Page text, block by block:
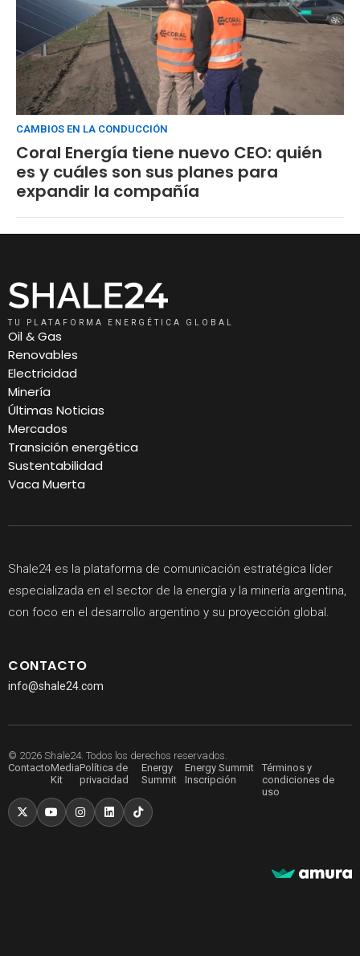
CAMBIOS EN LA CONDUCCIÓN
Coral Energía tiene nuevo CEO: quién
es y cuáles son sus planes para
expandir la compañía
TU PLATAFORMA ENERGÉTICA GLOBAL
Oil & Gas
Renovables
Electricidad
Minería
Últimas Noticias
Mercados
Transición energética
Sustentabilidad
Vaca Muerta
Shale24 es la plataforma de comunicación estratégica líder
especializada en el sector de la energía y la minería argentina,
con foco en el desarrollo argentino y su proyección global.
CONTACTO
info@shale24.com
© 2026 Shale24. Todos los derechos reservados.
ContactoMedia
Kit
Política de
privacidad
Energy
Summit
Energy Summit
Inscripción
Términos y
condiciones de
uso